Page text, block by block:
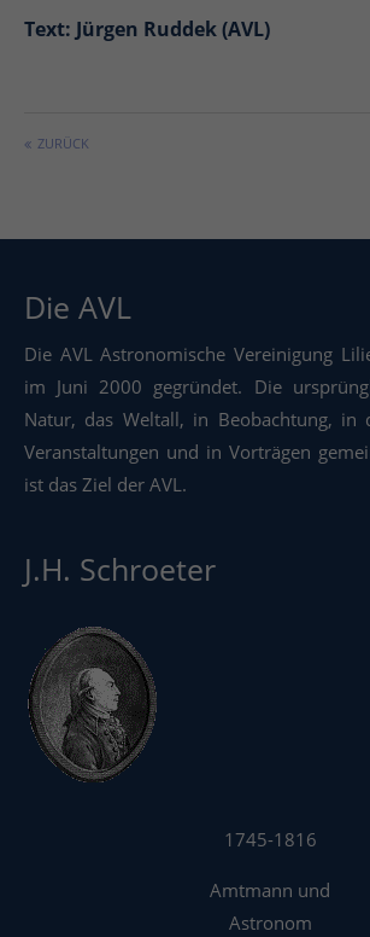
Text: Jürgen Ruddek (AVL)
ZURÜCK
Die AVL
Die AVL Astronomische Vereinigung
im Juni 2000 gegründet. Die
Natur, das Weltall, in Beobachtung, in
Veranstaltungen und in Vorträgen
ist das Ziel der AVL.
J.H. Schroeter
1745-1816
Amtmann und
Astronom